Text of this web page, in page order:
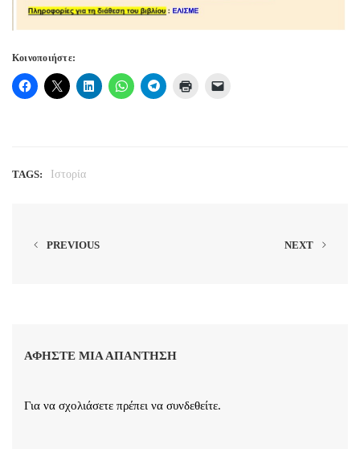
Κοινοποιήστε:
TAGS: Ιστορία
PREVIOUS NEXT
ΑΦΉΣΤΕ ΜΙΑ ΑΠΆΝΤΗΣΗ
Για να σχολιάσετε πρέπει να συνδεθείτε.